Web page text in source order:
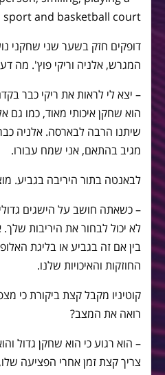
דופקים חזק בשער שני שחקני
המגרש, אלניה וריקי פוץ'. מה
– יצא לי לראות את ריקי כבר
הוא שחקן איכותי מאוד, כמו גם
שיתנו הרבה לבארסה. אלניה
מגיב בהתאם, אני שמח עבורו.
לבאנטה בתור היריבה בגביע.
– כשאתה חושב על הישגים
לא יכול לבחור את היריבות
בין אם זה בגביע או בליגת
החוזקות והאיכויות שלנו.
קוטיניו מקבל קצת ביקורת כי
רואה את המצב?
– הוא רגוע כי הוא שחקן גדול
צריך קצת זמן אחרי הפציעה שלו,